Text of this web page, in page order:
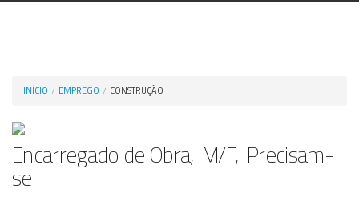
INÍCIO EMPREGO CONSTRUÇÃO
Encarregado de Obra, M/F, Precisam-
se